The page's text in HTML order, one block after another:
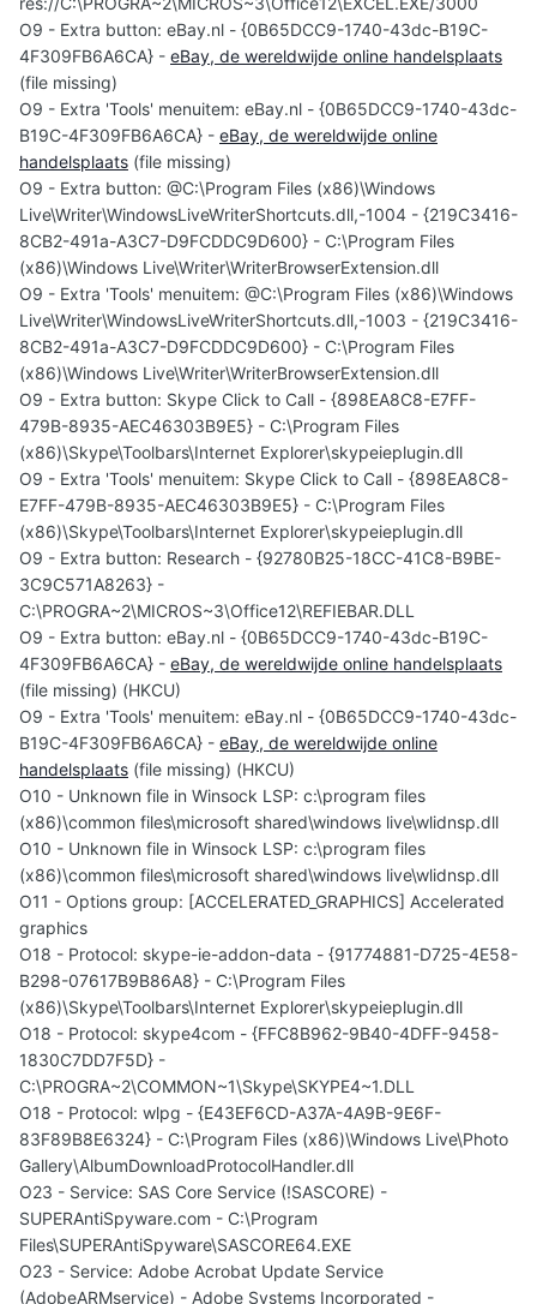
O9 - Extra button: eBay.nl - {0B65DCC9-1740-43dc-B19C-
4F309FB6A6CA} - eBay, de wereldwijde online handelsplaats
(file missing)
O9 - Extra 'Tools' menuitem: eBay.nl - {0B65DCC9-1740-43dc-
B19C-4F309FB6A6CA} - eBay, de wereldwijde online
handelsplaats (file missing)
O9 - Extra button: @C:\Program Files (x86)\Windows
Live\Writer\WindowsLiveWriterShortcuts.dll,-1004 - {219C3416-
8CB2-491a-A3C7-D9FCDDC9D600} - C:\Program Files
(x86)\Windows Live\Writer\WriterBrowserExtension.dll
O9 - Extra 'Tools' menuitem: @C:\Program Files (x86)\Windows
Live\Writer\WindowsLiveWriterShortcuts.dll,-1003 - {219C3416-
8CB2-491a-A3C7-D9FCDDC9D600} - C:\Program Files
(x86)\Windows Live\Writer\WriterBrowserExtension.dll
O9 - Extra button: Skype Click to Call - {898EA8C8-E7FF-
479B-8935-AEC46303B9E5} - C:\Program Files
(x86)\Skype\Toolbars\Internet Explorer\skypeieplugin.dll
O9 - Extra 'Tools' menuitem: Skype Click to Call - {898EA8C8-
E7FF-479B-8935-AEC46303B9E5} - C:\Program Files
(x86)\Skype\Toolbars\Internet Explorer\skypeieplugin.dll
O9 - Extra button: Research - {92780B25-18CC-41C8-B9BE-
3C9C571A8263} -
C:\PROGRA~2\MICROS~3\Office12\REFIEBAR.DLL
O9 - Extra button: eBay.nl - {0B65DCC9-1740-43dc-B19C-
4F309FB6A6CA} - eBay, de wereldwijde online handelsplaats
(file missing) (HKCU)
O9 - Extra 'Tools' menuitem: eBay.nl - {0B65DCC9-1740-43dc-
B19C-4F309FB6A6CA} - eBay, de wereldwijde online
handelsplaats (file missing) (HKCU)
O10 - Unknown file in Winsock LSP: c:\program files
(x86)\common files\microsoft shared\windows live\wlidnsp.dll
O10 - Unknown file in Winsock LSP: c:\program files
(x86)\common files\microsoft shared\windows live\wlidnsp.dll
O11 - Options group: [ACCELERATED_GRAPHICS] Accelerated
graphics
O18 - Protocol: skype-ie-addon-data - {91774881-D725-4E58-
B298-07617B9B86A8} - C:\Program Files
(x86)\Skype\Toolbars\Internet Explorer\skypeieplugin.dll
O18 - Protocol: skype4com - {FFC8B962-9B40-4DFF-9458-
1830C7DD7F5D} -
C:\PROGRA~2\COMMON~1\Skype\SKYPE4~1.DLL
O18 - Protocol: wlpg - {E43EF6CD-A37A-4A9B-9E6F-
83F89B8E6324} - C:\Program Files (x86)\Windows Live\Photo
Gallery\AlbumDownloadProtocolHandler.dll
O23 - Service: SAS Core Service (!SASCORE) -
SUPERAntiSpyware.com - C:\Program
Files\SUPERAntiSpyware\SASCORE64.EXE
O23 - Service: Adobe Acrobat Update Service
(AdobeARMservice) - Adobe Systems Incorporated -